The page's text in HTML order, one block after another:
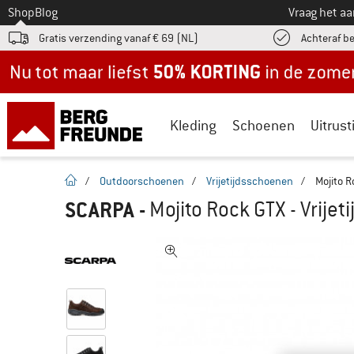
Naar
ShopBlog Vraag het
Gratis verzending vanaf € 69 (NL) Achteraf
Kleding Schoenen
Startpagina
/ Outdoorschoenen / Vrijetijdsschoenen / Mojito
SCARPA - Mojito Rock GTX -